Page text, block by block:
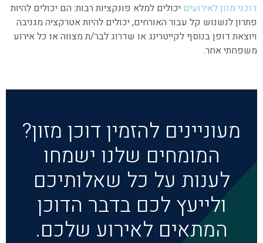
דוכני מזון לאירועים יכולים למלא פונקציות רבות: הם יכולים להיות
פתרון לנשנוש קל עבור האורחים, יכולים להיות אטרקציה מגניבה
ויוצאת דופן בנוסף לקייטרינג או שדרוג לבר/ת מצווה או כל אירוע
משפחתי אחר.
מעוניינים להזמין דוכן מזון?
המומחים שלנו ישמחו
לענות על כל שאלותיכם
ולייעץ לכם בדבר הדוכן
המתאים לאירוע שלכם.